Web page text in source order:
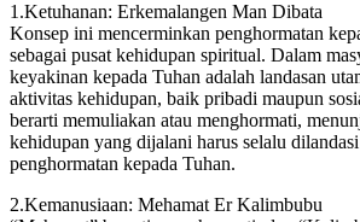
1.Ketuhanan: Erkemalangen Man Dibata
Konsep ini mencerminkan penghormatan
sebagai pusat kehidupan spiritual. Dalam
keyakinan kepada Tuhan adalah landasan
aktivitas kehidupan, baik pribadi maupun
berarti memuliakan atau menghormati,
kehidupan yang dijalani harus selalu
penghormatan kepada Tuhan.
2.Kemanusiaan: Mehamat Er Kalimbubu